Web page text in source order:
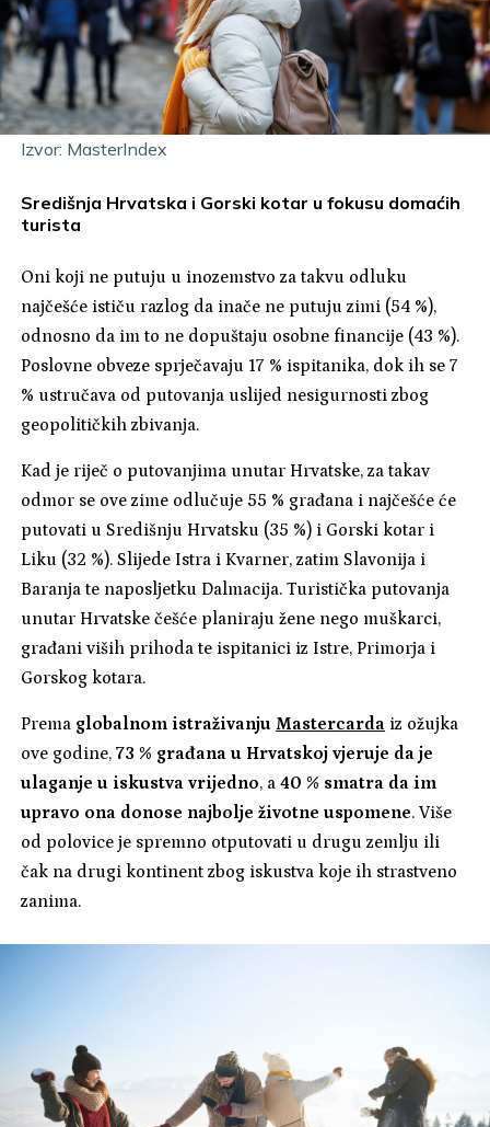
Izvor: MasterIndex
Središnja Hrvatska i Gorski kotar u fokusu domaćih
turista
Oni koji ne putuju u inozemstvo za takvu odluku
najčešće ističu razlog da inače ne putuju zimi (54 %),
odnosno da im to ne dopuštaju osobne financije (43 %).
Poslovne obveze sprječavaju 17 % ispitanika, dok ih se 7
% ustručava od putovanja uslijed nesigurnosti zbog
geopolitičkih zbivanja.
Kad je riječ o putovanjima unutar Hrvatske, za takav
odmor se ove zime odlučuje 55 % građana i najčešće će
putovati u Središnju Hrvatsku (35 %) i Gorski kotar i
Liku (32 %). Slijede Istra i Kvarner, zatim Slavonija i
Baranja te naposljetku Dalmacija. Turistička putovanja
unutar Hrvatske češće planiraju žene nego muškarci,
građani viših prihoda te ispitanici iz Istre, Primorja i
Gorskog kotara.
Prema globalnom istraživanjuMastercarda iz ožujka
ove godine,73 % građana u Hrvatskoj vjeruje da je
ulaganje u iskustva vrijedno, a40 % smatra da im
upravo ona donose najbolje životne uspomene. Više
od polovice je spremno otputovati u drugu zemlju ili
čak na drugi kontinent zbog iskustva koje ih strastveno
zanima.